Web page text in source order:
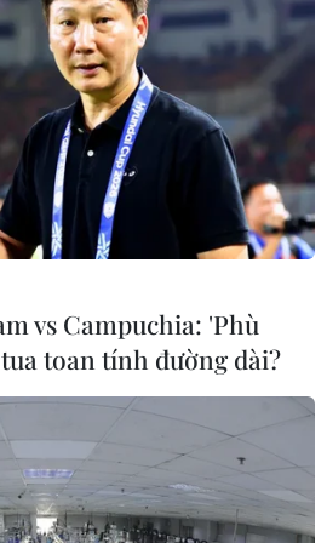
vs Campuchia: 'Phù
toan tính đường dài?